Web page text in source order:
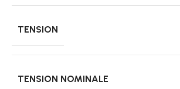
TENSION
TENSION NOMINALE